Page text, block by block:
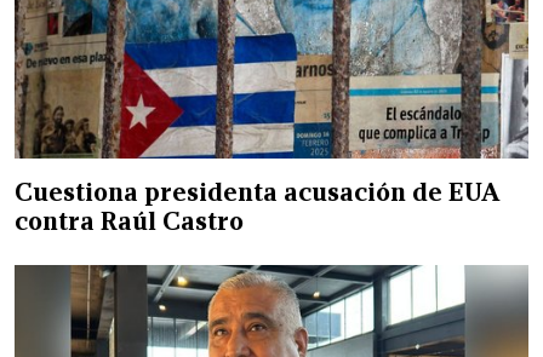
Cuestiona presidenta acusación de EUA
contra Raúl Castro